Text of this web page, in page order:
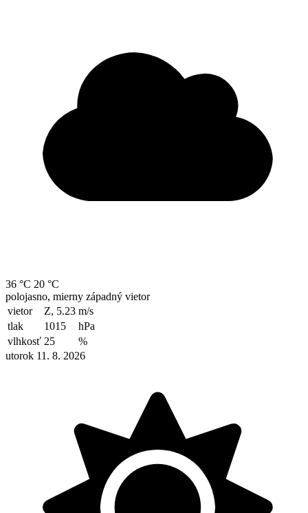
36 °C 20 °C
polojasno, mierny západný vietor
vietor
Z, 5.23 m/s
tlak
1015
hPa
vlhkosť 25
%
utorok 11. 8. 2026